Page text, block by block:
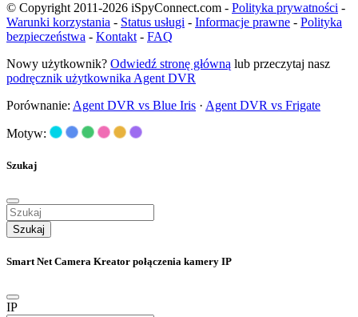
© Copyright 2011-2026 iSpyConnect.com - Polityka prywatności -
Warunki korzystania - Status usługi - Informacje prawne - Polityka
bezpieczeństwa - Kontakt - FAQ
Nowy użytkownik? Odwiedź stronę główną lub przeczytaj nasz
podręcznik użytkownika Agent DVR
Porównanie: Agent DVR vs Blue Iris · Agent DVR vs Frigate
Motyw:
Szukaj
Szukaj
Smart Net Camera Kreator połączenia kamery IP
IP